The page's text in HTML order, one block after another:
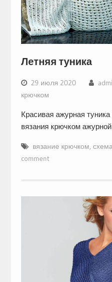
Летняя туника
29 июля 2020
крючком
Красивая ажурная
вязания крючком
вязание крючком,
comment